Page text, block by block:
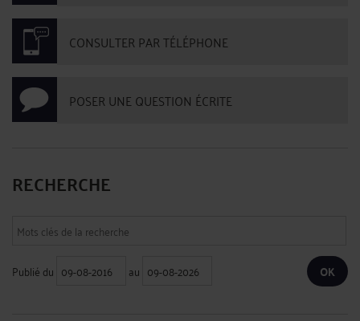
CONSULTER PAR TÉLÉPHONE
POSER UNE QUESTION ÉCRITE
RECHERCHE
Publié du au